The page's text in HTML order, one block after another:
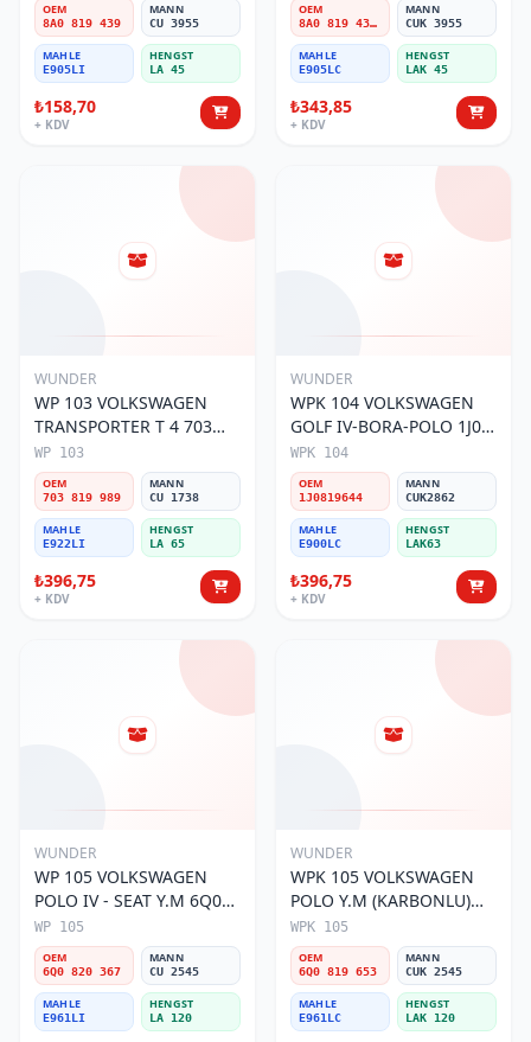
OEM
8A0 819 439
MANN
CU 3955
MAHLE
E905LI
HENGST
LA 45
₺158,70
+ KDV
OEM
8A0 819 439B
MANN
CUK 3955
MAHLE
E905LC
HENGST
LAK 45
₺343,85
+ KDV
WUNDER
WP 103 VOLKSWAGEN
TRANSPORTER T 4 703
819 989 Polen Filtresi
WP 103
OEM
703 819 989
MANN
CU 1738
MAHLE
E922LI
HENGST
LA 65
₺396,75
+ KDV
WUNDER
WPK 104 VOLKSWAGEN
GOLF IV-BORA-POLO 1J0
819 644 Polen Filtresi
WPK 104
OEM
1J0819644
MANN
CUK2862
MAHLE
E900LC
HENGST
LAK63
₺396,75
+ KDV
WUNDER
WP 105 VOLKSWAGEN
POLO IV - SEAT Y.M 6Q0
820 367 Polen Filtresi
WP 105
OEM
6Q0 820 367
MANN
CU 2545
MAHLE
E961LI
HENGST
LA 120
WUNDER
WPK 105 VOLKSWAGEN
POLO Y.M (KARBONLU)
6Q0 819 653 Polen Filtresi
WPK 105
OEM
6Q0 819 653
MANN
CUK 2545
MAHLE
E961LC
HENGST
LAK 120